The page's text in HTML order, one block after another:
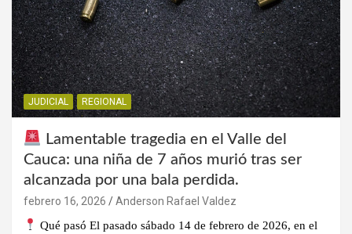
JUDICIAL REGIONAL
Lamentable tragedia en el Valle del
Cauca: una niña de 7 años murió tras ser
alcanzada por una bala perdida.
febrero 16, 2026
Anderson Rafael Valdez
Qué pasó El pasado sábado 14 de febrero de 2026, en el